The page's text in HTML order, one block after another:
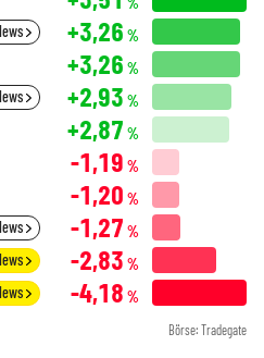
+3,26 %
+3,26 %
+2,93 %
+2,87 %
-1,19 %
-1,20 %
-1,27 %
-2,83 %
-4,18 %
Börse: Tradegate